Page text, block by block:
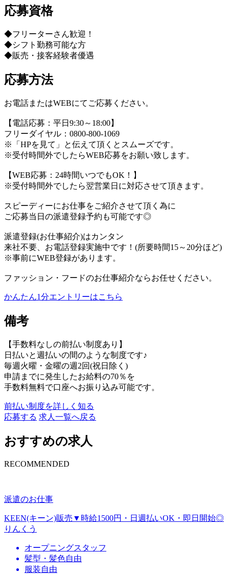
応募資格
◆フリーターさん歓迎！
◆シフト勤務可能な方
◆販売・接客経験者優遇
応募方法
お電話またはWEBにてご応募ください。
【電話応募：平日9:30～18:00】
フリーダイヤル：0800-800-1069
※「HPを見て」と伝えて頂くとスムーズです。
※受付時間外でしたらWEB応募をお願い致します。
【WEB応募：24時間いつでもOK！】
※受付時間外でしたら翌営業日に対応させて頂きます。
スピーディーにお仕事をご紹介させて頂く為に
ご応募当日の派遣登録予約も可能です◎
派遣登録(お仕事紹介)はカンタン
来社不要、お電話登録実施中です！(所要時間15～20分ほど)
※事前にWEB登録があります。
ファッション・フードのお仕事紹介ならお任せください。
かんたん1分エントリーはこちら
備考
【手数料なしの前払い制度あり】
日払いと週払いの間のような制度です♪
毎週火曜・金曜の週2回(祝日除く)
申請までに発生したお給料の70％を
手数料無料で口座へお振り込み可能です。
前払い制度を詳しく知る
応募する 求人一覧へ戻る
おすすめの求人
RECOMMENDED
派遣のお仕事
KEEN(キーン)販売▼時給1500円・日週払いOK・即日開始◎
りんくう
オープニングスタッフ
髪型・髪色自由
服装自由